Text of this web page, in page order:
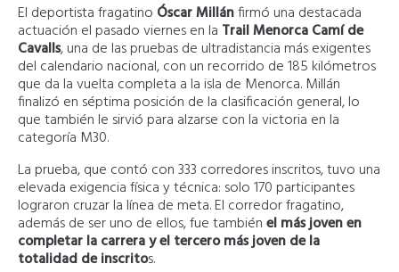
El deportista fragatino Óscar Millánfirmó una destacada
actuación el pasado viernes en la Trail Menorca Camí de
Cavalls, una de las pruebas de ultradistancia más exigentes
del calendario nacional, con un recorrido de 185 kilómetros
que da la vuelta completa a la isla de Menorca. Millán
finalizó en séptima posición de la clasificación general, lo
que también le sirvió para alzarse con la victoria en la
categoría M30.
La prueba, que contó con 333 corredores inscritos, tuvo una
elevada exigencia física y técnica: solo 170 participantes
lograron cruzar la línea de meta. El corredor fragatino,
además de ser uno de ellos, fue tambiénel más joven en
completar la carrera y el tercero más joven de la
totalidad de inscritos.